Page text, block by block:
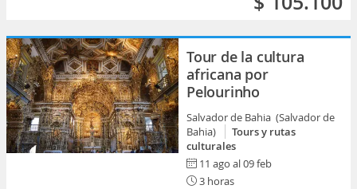
Tour de la cultura
africana por
Pelourinho
Salvador de Bahia (Salvador de
Bahia)
Tours y rutas
culturales
11 ago al 09 feb
3 horas